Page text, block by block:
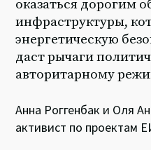
оказаться дорогим
инфраструктуры,
энергетическую
даст рычаги
авторитарному
Анна Роггенбак и Оля
активист по проектам